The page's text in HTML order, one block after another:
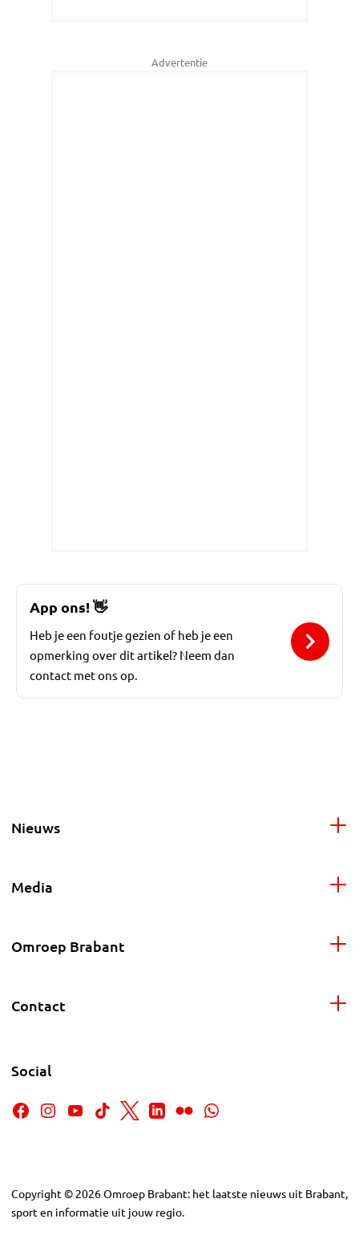
Advertentie
App ons!👋
Heb je een foutje gezien of heb je een
opmerking over dit artikel? Neem dan
contact met ons op.
Nieuws
Media
Omroep Brabant
Contact
Social
Copyright © 2026Omroep Brabant: het laatste nieuws uit Brabant,
sport en informatie uit jouw regio.